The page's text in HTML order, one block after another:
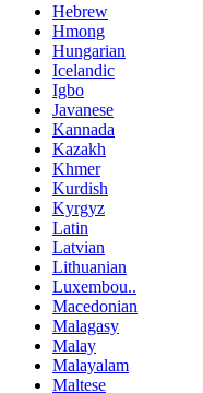
Hebrew
Hmong
Hungarian
Icelandic
Igbo
Javanese
Kannada
Kazakh
Khmer
Kurdish
Kyrgyz
Latin
Latvian
Lithuanian
Luxembou..
Macedonian
Malagasy
Malay
Malayalam
Maltese